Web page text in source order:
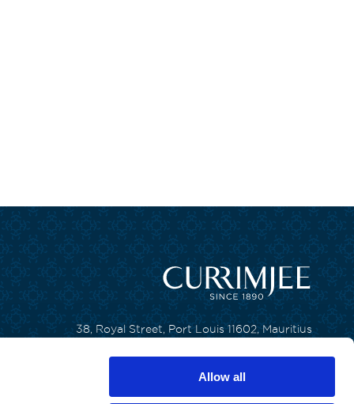
Allow all
38, Royal Street, Port Louis 11602, Mauritius